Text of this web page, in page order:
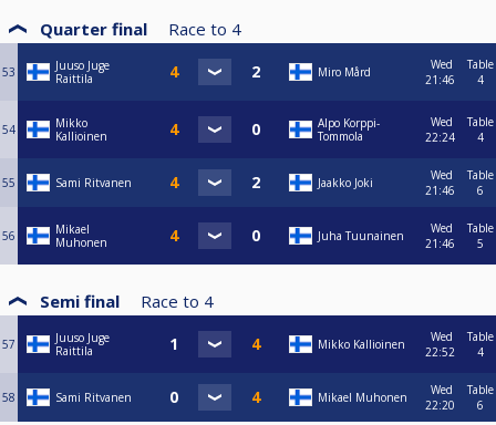
Quarter final Race to 4
53
Juuso Juge
Raittila
Miro Mård
Wed
21:46
Table
4
54
Mikko
Kallioinen
Alpo Korppi-
Tommola
Wed
22:24
Table
4
55 Sami Ritvanen Jaakko Joki
Wed
21:46
Table
6
56
Mikael
Muhonen
Juha Tuunainen
Wed
21:46
Table
5
Semi final Race to 4
57
Juuso Juge
Raittila
Mikko Kallioinen
Wed
22:52
Table
4
58 Sami Ritvanen Mikael Muhonen
Wed
22:20
Table
6